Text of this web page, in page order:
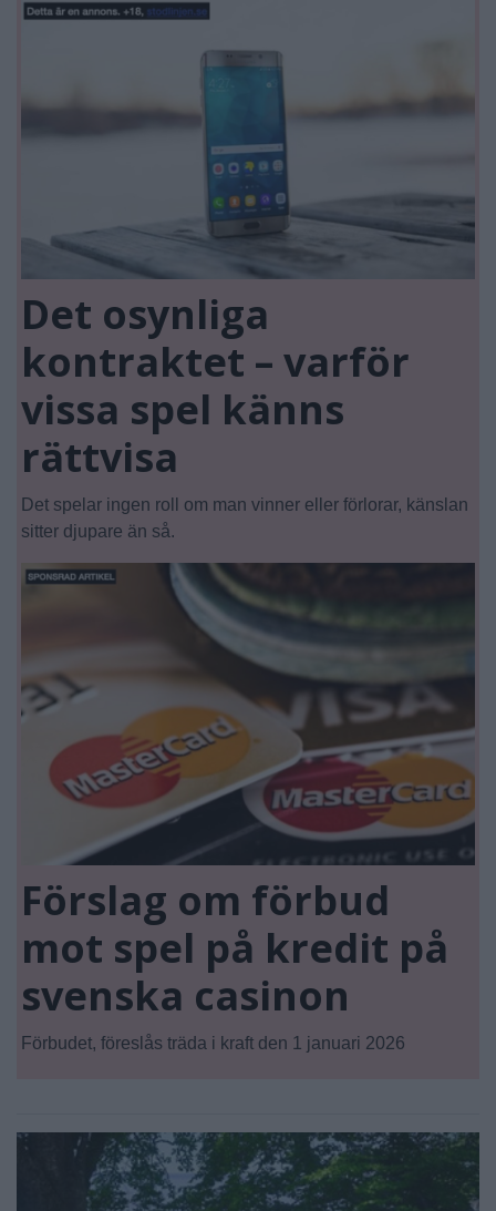
Det osynliga
kontraktet – varför
vissa spel känns
rättvisa
Det spelar ingen roll om man vinner eller förlorar, känslan
sitter djupare än så.
Förslag om förbud
mot spel på kredit på
svenska casinon
Förbudet, föreslås träda i kraft den 1 januari 2026